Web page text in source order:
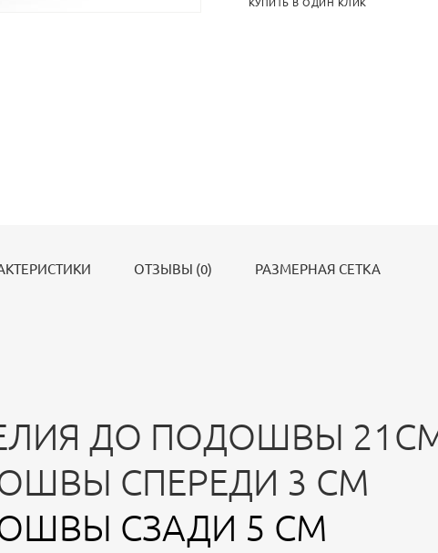
КУПИТЬ В ОДИН КЛИК
ОТЗЫВЫ (0) РАЗМЕРНАЯ СЕТКА
ДО ПОДОШВЫ
СПЕРЕДИ 3 СМ
СЗАДИ 5 СМ